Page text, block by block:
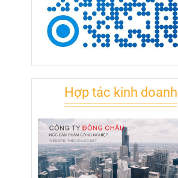
Hợp tác kinh doanh